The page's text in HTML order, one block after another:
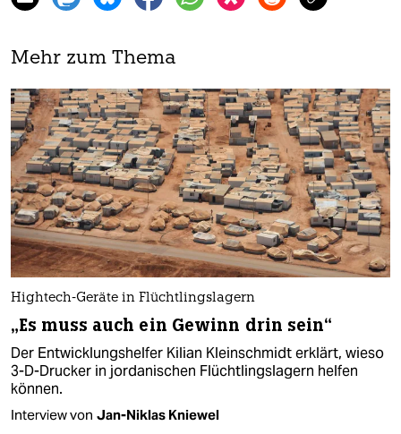
Mehr zum Thema
Hightech-Geräte in Flüchtlingslagern
„Es muss auch ein Gewinn drin sein“
Der Entwicklungshelfer Kilian Kleinschmidt erklärt, wieso
3-D-Drucker in jordanischen Flüchtlingslagern helfen
können.
Interview von Jan-Niklas Kniewel